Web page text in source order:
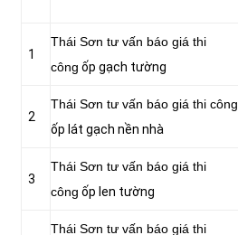
1
Thái Sơn tư vấn báo giá thi
công ốp gạch tường
2
Thái Sơn tư vấn báo giá thi công
ốp lát gạch nền nhà
3
Thái Sơn tư vấn báo giá thi
công ốp len tường
Thái Sơn tư vấn báo giá thi